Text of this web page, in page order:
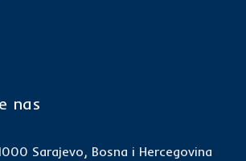
nas
Sarajevo, Bosna i Hercegovina